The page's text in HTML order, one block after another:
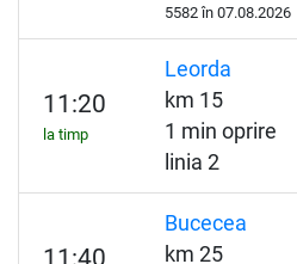
5582 în 07.08.2026
11:20
la timp
Leorda
km 15
1 min oprire
linia 2
11:40
Bucecea
km 25